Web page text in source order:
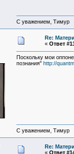
С уважением, Тимур
Re:
« Ответ
Поскольку мои
познания" http://
С уважением, Тимур
Re:
« Ответ